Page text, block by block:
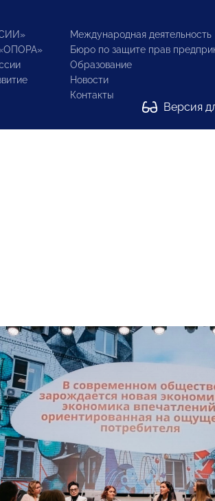
Международная деятельность
Бюро по защите прав
Образование
Новости
Контакты
Версия